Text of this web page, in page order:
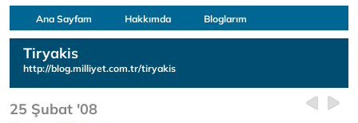
Ana Sayfam Hakkımda Bloglarım
Tiryakis
http://blog.milliyet.com.tr/tiryakis
25 Şubat '08